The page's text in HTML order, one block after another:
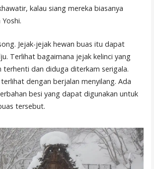
kalau siang mereka biasanya
Jejak-jejak hewan buas itu dapat
Terlihat bagaimana jejak kelinci yang
terhenti dan diduga diterkam serigala.
dengan berjalan menyilang. Ada
besi yang dapat digunakan untuk
tersebut.